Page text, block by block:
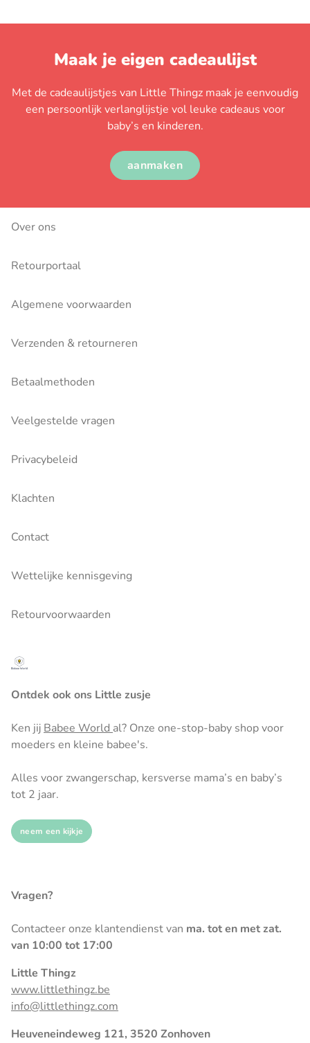
Maak je eigen cadeaulijst
Met de cadeaulijstjes van Little Thingz maak je eenvoudig
een persoonlijk verlanglijstje vol leuke cadeaus voor
baby’s en kinderen.
aanmaken
Over ons
Retourportaal
Algemene voorwaarden
Verzenden & retourneren
Betaalmethoden
Veelgestelde vragen
Privacybeleid
Klachten
Contact
Wettelijke kennisgeving
Retourvoorwaarden
Ontdek ook ons Little zusje
Ken jij Babee World al? Onze one-stop-baby shop voor
moeders en kleine babee's.
Alles voor zwangerschap, kersverse mama’s en baby’s
tot 2 jaar.
neem een kijkje
Vragen?
Contacteer onze klantendienst van ma. tot en met zat.
van 10:00 tot 17:00
Little Thingz
www.littlethingz.be
info@littlethingz.com
Heuveneindeweg 121, 3520 Zonhoven